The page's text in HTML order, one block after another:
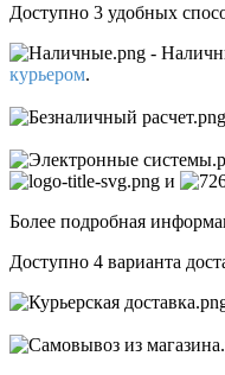
Доступно 3 удобных
-
курьером.
и
Более подробная
Доступно 4 варианта